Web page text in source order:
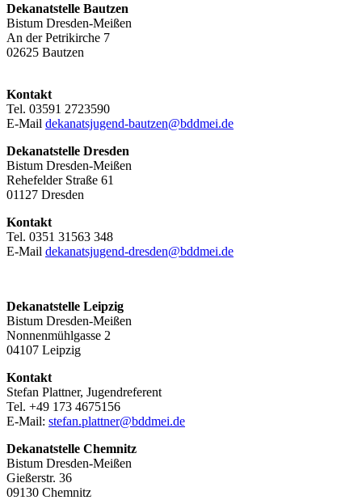
Dekanatstelle Bautzen
Bistum Dresden-Meißen
An der Petrikirche 7
02625 Bautzen
Kontakt
Tel. 03591 2723590
E-Mail dekanatsjugend-bautzen@bddmei.de
Dekanatstelle Dresden
Bistum Dresden-Meißen
Rehefelder Straße 61
01127 Dresden
Kontakt
Tel. 0351 31563 348
E-Mail dekanatsjugend-dresden@bddmei.de
Dekanatstelle Leipzig
Bistum Dresden-Meißen
Nonnenmühlgasse 2
04107 Leipzig
Kontakt
Stefan Plattner, Jugendreferent
Tel. +49 173 4675156
E-Mail: stefan.plattner@bddmei.de
Dekanatstelle Chemnitz
Bistum Dresden-Meißen
Gießerstr. 36
09130 Chemnitz